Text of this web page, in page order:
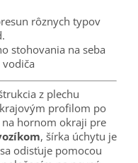
rôznych typov
stohovania na seba
z plechu
profilom po
hornom okraji pre
, šírka úchytu je
odisťuje pomocou